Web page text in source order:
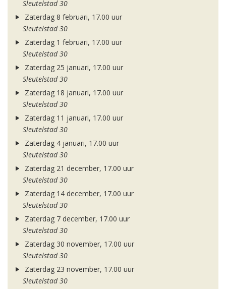
Sleutelstad 30
Zaterdag 8 februari, 17.00 uur
Sleutelstad 30
Zaterdag 1 februari, 17.00 uur
Sleutelstad 30
Zaterdag 25 januari, 17.00 uur
Sleutelstad 30
Zaterdag 18 januari, 17.00 uur
Sleutelstad 30
Zaterdag 11 januari, 17.00 uur
Sleutelstad 30
Zaterdag 4 januari, 17.00 uur
Sleutelstad 30
Zaterdag 21 december, 17.00 uur
Sleutelstad 30
Zaterdag 14 december, 17.00 uur
Sleutelstad 30
Zaterdag 7 december, 17.00 uur
Sleutelstad 30
Zaterdag 30 november, 17.00 uur
Sleutelstad 30
Zaterdag 23 november, 17.00 uur
Sleutelstad 30